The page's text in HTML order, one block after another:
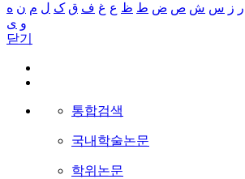
ر ز س ش ص ض ط ظ ع غ ف ق ک ل م ن ه
و ی
닫기
통합검색
국내학술논문
학위논문